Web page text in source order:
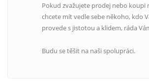
Pokud zvažujete prodej nebo koupi
chcete mít vedle sebe někoho, kdo
provede s jistotou a klidem, ráda
Budu se těšit na naši spolupráci.